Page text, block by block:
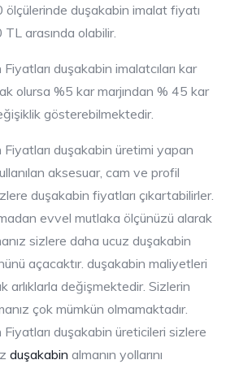
ölçülerinde duşakabin imalat fiyatı
arasında olabilir.
duşakabin imalatcıları kar
olursa %5 kar marjından % 45 kar
gösterebilmektedir.
duşakabin üretimi yapan
aksesuar, cam ve profil
duşakabin fiyatları çıkartabilirler.
evvel mutlaka ölçünüzü alarak
sizlere daha ucuz duşakabin
açacaktır. duşakabin maliyetleri
arlıklarla değişmektedir. Sizlerin
çok mümkün olmamaktadır.
duşakabin üreticileri sizlere
duşakabin almanın yollarını